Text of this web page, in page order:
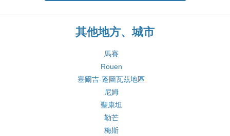
其他地方、城市
馬賽
Rouen
塞爾吉-蓬圖瓦茲地區
尼姆
聖康坦
勒芒
梅斯